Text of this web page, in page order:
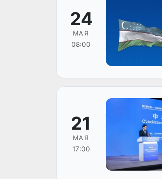
24
МАЯ
08:00
21
МАЯ
17:00